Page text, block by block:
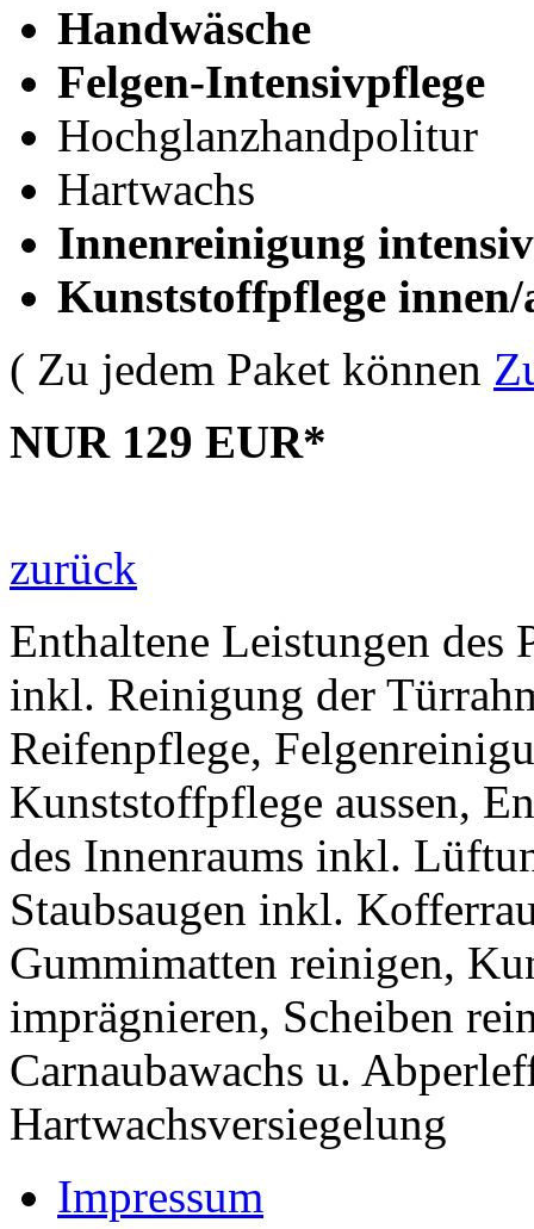
Handwäsche
Felgen-Intensivpflege
Hochglanzhandpolitur
Hartwachs
Innenreinigung intensiv
Kunststoffpflege innen/
( Zu jedem Paket können
NUR 129 EUR*
zurück
Enthaltene Leistungen des
inkl. Reinigung der
Reifenpflege,
Kunststoffpflege aussen,
des Innenraums inkl.
Staubsaugen inkl.
Gummimatten reinigen,
imprägnieren, Scheiben
Carnaubawachs u.
Hartwachsversiegelung
Impressum